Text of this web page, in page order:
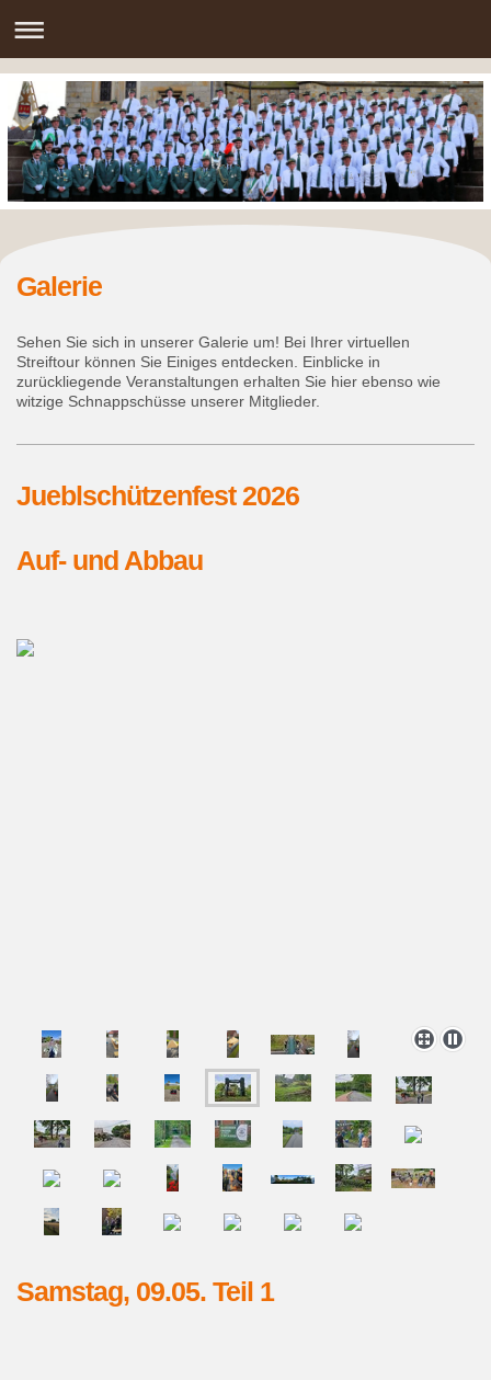
Galerie
Sehen Sie sich in unserer Galerie um! Bei Ihrer virtuellen
Streiftour können Sie Einiges entdecken. Einblicke in
zurückliegende Veranstaltungen erhalten Sie hier ebenso wie
witzige Schnappschüsse unserer Mitglieder.
Jueblschützenfest 2026
Auf- und Abbau
Samstag, 09.05. Teil 1